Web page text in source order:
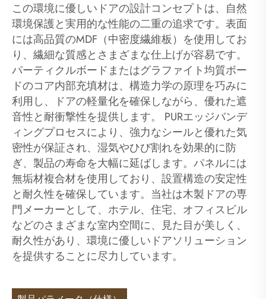
この環境に優しいドアの設計コンセプトは、自然
環境保護と実用的な性能の二重の追求です。表面
には高品質のMDF（中密度繊維板）を使用してお
り、繊細な質感とさまざまな仕上げが容易です。
パーティクルボードまたはグラファイト均質ボー
ドのコア内部充填材は、構造力学の原理を巧みに
利用し、ドアの軽量化を確保しながら、優れた遮
音性と耐衝撃性を提供します。 PURエッジバンデ
ィングプロセスにより、強力なシールと優れた気
密性が保証され、湿気やひび割れを効果的に防
ぎ、製品の寿命を大幅に延ばします。パネルには
無垢材複合材を使用しており、設置構造の安定性
と耐久性を確保しています。当社は木製ドアの専
門メーカーとして、ホテル、住宅、オフィスビル
などのさまざまな室内空間に、見た目が美しく、
耐久性があり、環境に優しいドアソリューション
を提供することに尽力しています。